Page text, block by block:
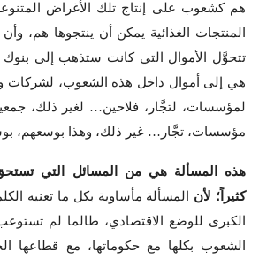
هم كشعوب على إنتاج تلك الأغراض
المنتجات الغذائية يمكن أن ينتجوها هم،
تتحوَّل الأموال التي كانت ستذهب إلى بنوك
هي إلى أموال داخل هذه الشعوب، لشركات
لمؤسسات، لتجَّار، فلاحين… لغير ذلك،
مؤسسات، تجَّار… غير ذلك، وهذا بوسعهم،
هذه المسألة هي من المسائل التي
كثيراً؛ لأن
المسألة مأساوية بكل ما تعنيه
الكبرى للوضع الاقتصادي، طالما لم
الشعوب بكلها مع حكوماتها، مع قطاعها